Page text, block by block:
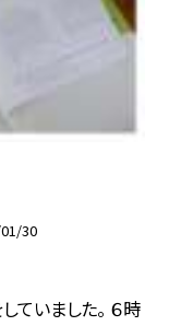
30
ていました。 ６時